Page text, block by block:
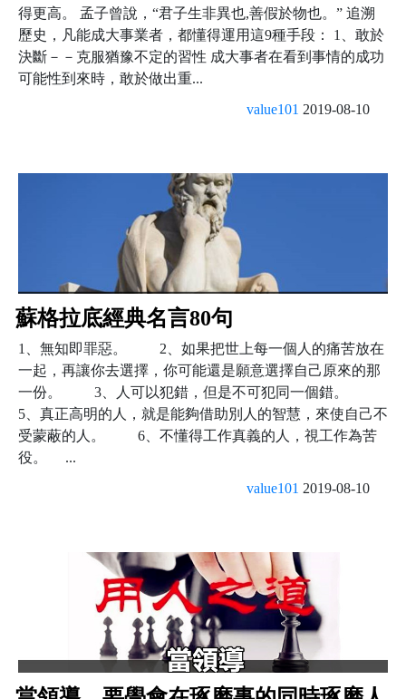
得更高。 孟子曾說，“君子生非異也,善假於物也。” 追溯
歷史，凡能成大事業者，都懂得運用這9種手段： 1、敢於
決斷－－克服猶豫不定的習性 成大事者在看到事情的成功
可能性到來時，敢於做出重...
value101 2019-08-10
蘇格拉底經典名言80句
1、無知即罪惡。 2、如果把世上每一個人的痛苦放在
一起，再讓你去選擇，你可能還是願意選擇自己原來的那
一份。 3、人可以犯錯，但是不可犯同一個錯。
5、真正高明的人，就是能夠借助別人的智慧，來使自己不
受蒙蔽的人。 6、不懂得工作真義的人，視工作為苦
役。 ...
value101 2019-08-10